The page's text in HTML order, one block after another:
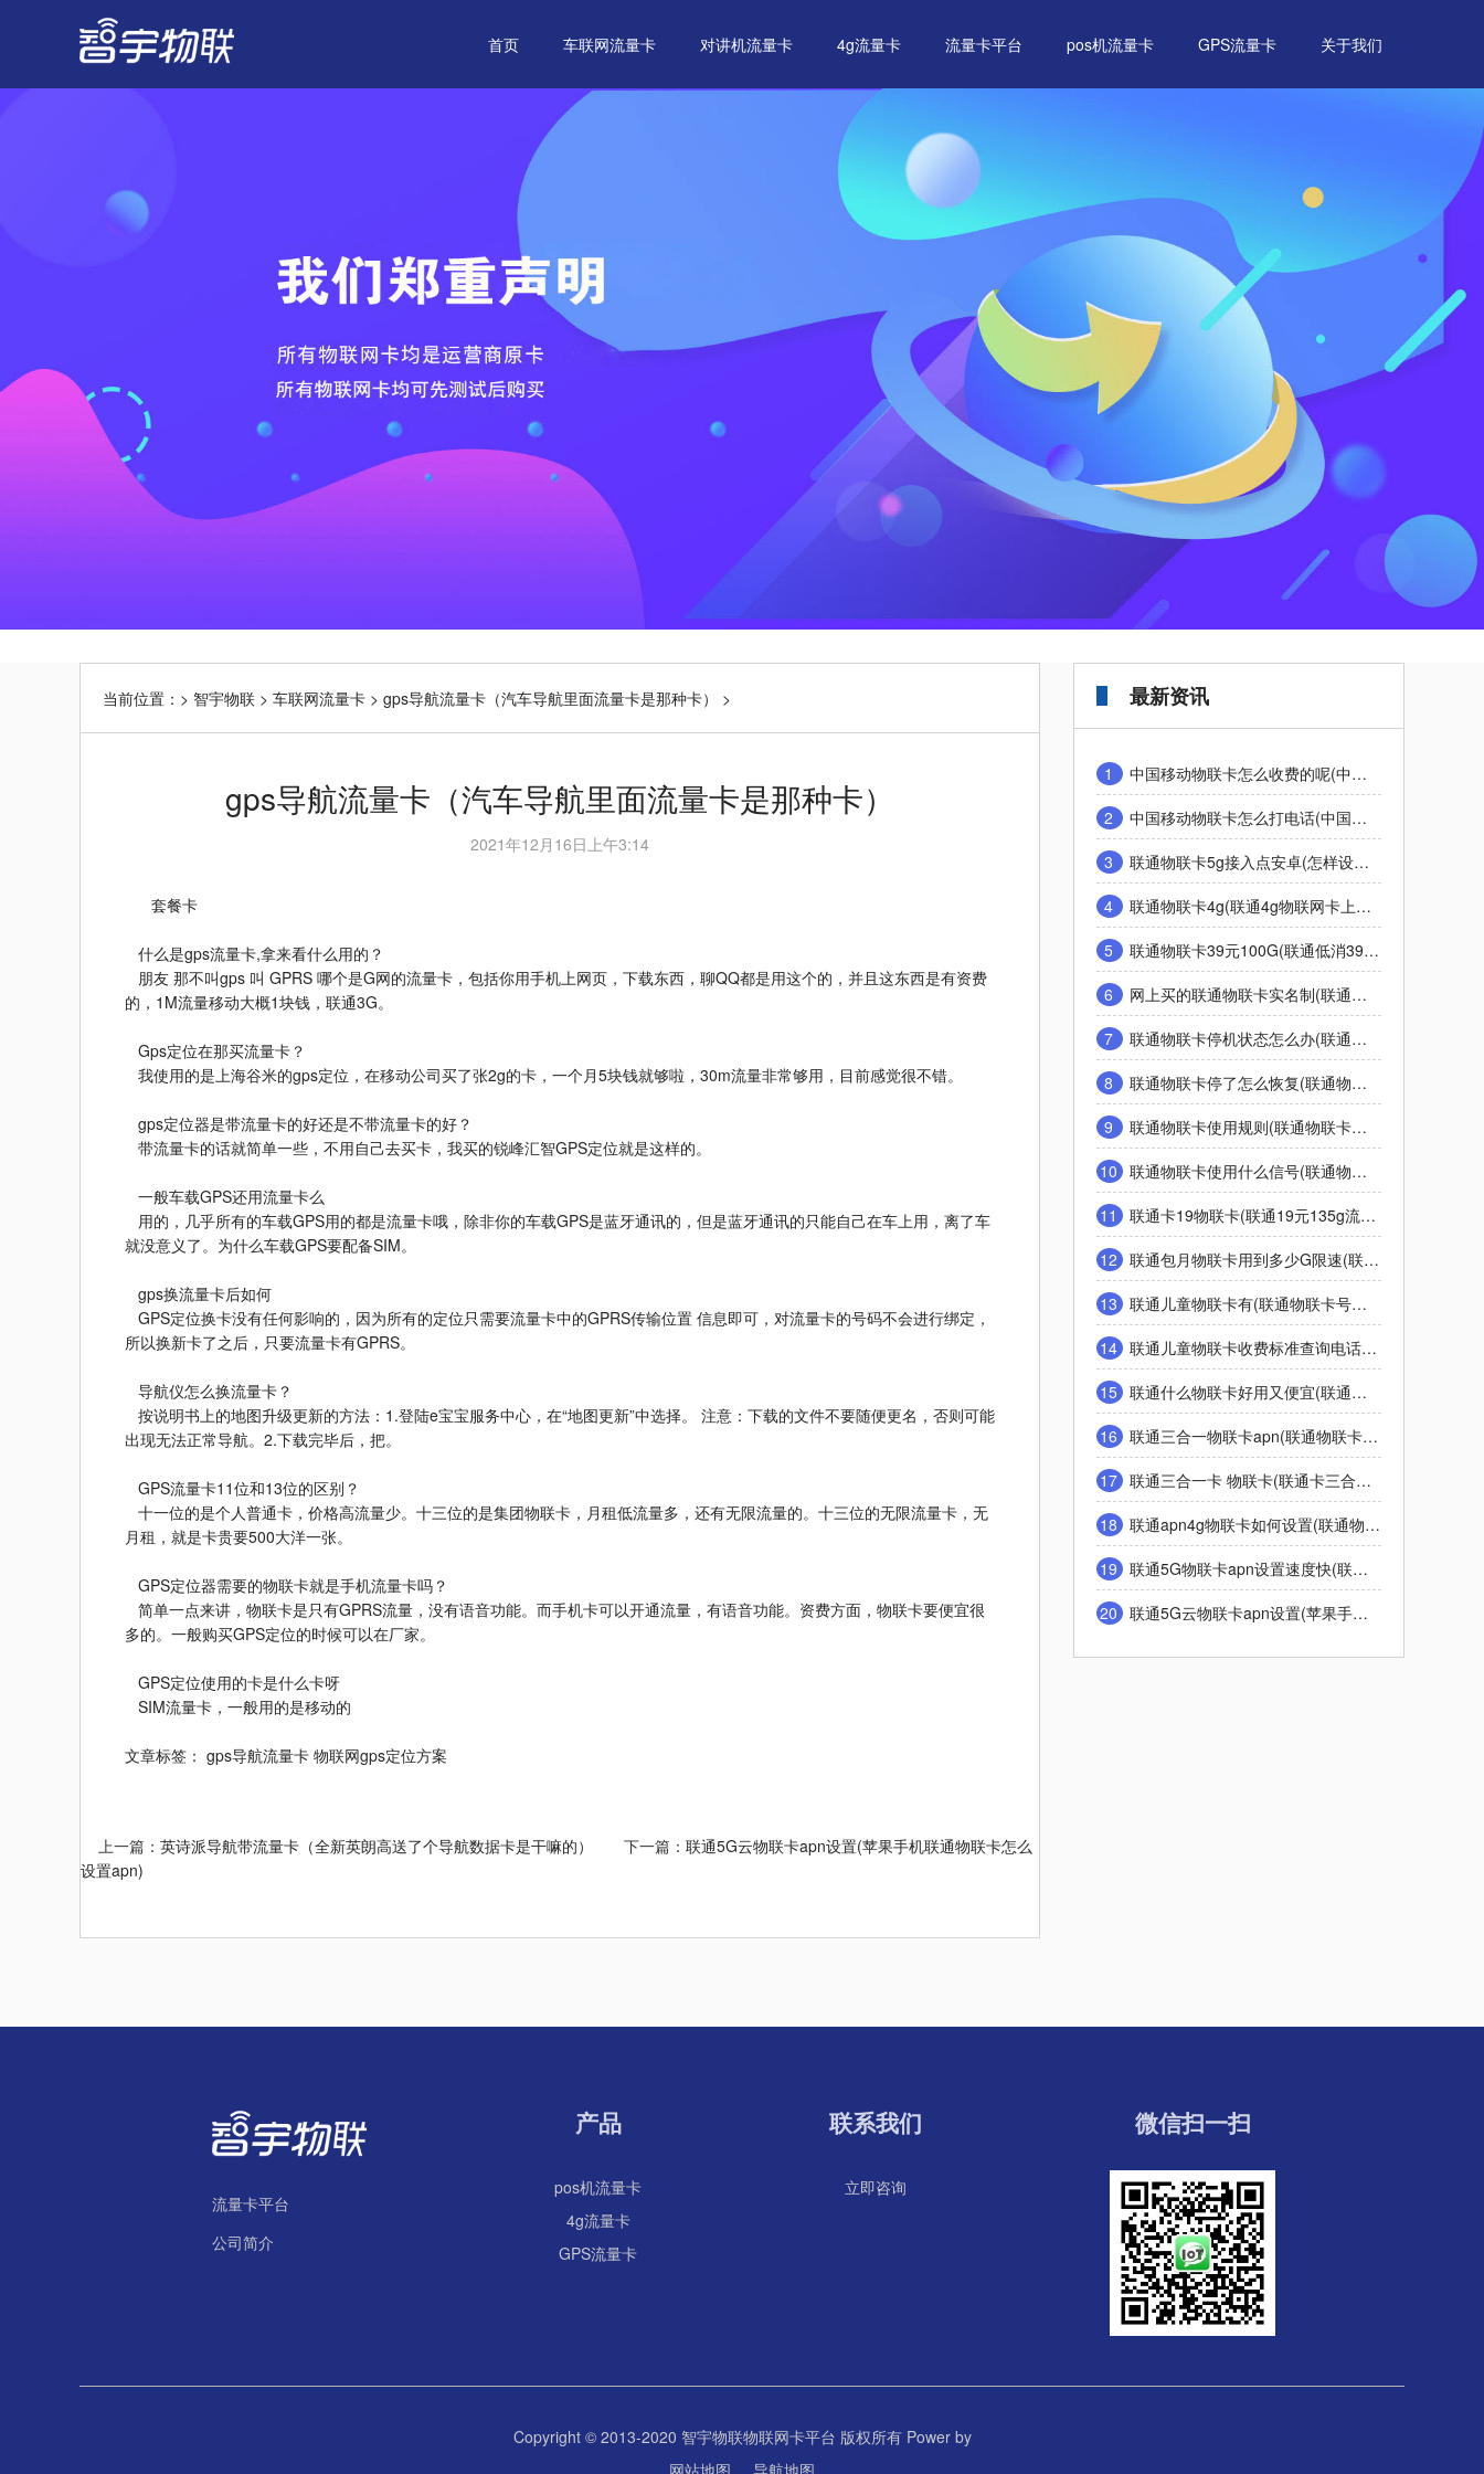
首页 车联网流量卡 对讲机流量卡 4g流量卡 流量卡平台 pos机流量卡 GPS流量卡 关于我们
当前位置：> 智宇物联 > 车联网流量卡 > gps导航流量卡（汽车导航里面流量卡是那种卡） >
gps导航流量卡（汽车导航里面流量卡是那种卡）
2021年12月16日上午3:14
套餐卡
什么是gps流量卡,拿来看什么用的？
朋友 那不叫gps 叫 GPRS 哪个是G网的流量卡，包括你用手机上网页，下载东西，聊QQ都是用这个的，并且这东西是有资费
的，1M流量移动大概1块钱，联通3G。
Gps定位在那买流量卡？
我使用的是上海谷米的gps定位，在移动公司买了张2g的卡，一个月5块钱就够啦，30m流量非常够用，目前感觉很不错。
gps定位器是带流量卡的好还是不带流量卡的好？
带流量卡的话就简单一些，不用自己去买卡，我买的锐峰汇智GPS定位就是这样的。
一般车载GPS还用流量卡么
用的，几乎所有的车载GPS用的都是流量卡哦，除非你的车载GPS是蓝牙通讯的，但是蓝牙通讯的只能自己在车上用，离了车
就没意义了。为什么车载GPS要配备SIM。
gps换流量卡后如何
GPS定位换卡没有任何影响的，因为所有的定位只需要流量卡中的GPRS传输位置 信息即可，对流量卡的号码不会进行绑定，
所以换新卡了之后，只要流量卡有GPRS。
导航仪怎么换流量卡？
按说明书上的地图升级更新的方法：1.登陆e宝宝服务中心，在“地图更新”中选择。 注意：下载的文件不要随便更名，否则可能
出现无法正常导航。2.下载完毕后，把。
GPS流量卡11位和13位的区别？
十一位的是个人普通卡，价格高流量少。十三位的是集团物联卡，月租低流量多，还有无限流量的。十三位的无限流量卡，无
月租，就是卡贵要500大洋一张。
GPS定位器需要的物联卡就是手机流量卡吗？
简单一点来讲，物联卡是只有GPRS流量，没有语音功能。而手机卡可以开通流量，有语音功能。资费方面，物联卡要便宜很
多的。一般购买GPS定位的时候可以在厂家。
GPS定位使用的卡是什么卡呀
SIM流量卡，一般用的是移动的
文章标签： gps导航流量卡 物联网gps定位方案
上一篇： 英诗派导航带流量卡（全新英朗高送了个导航数据卡是干嘛的） 下一篇： 联通5G云物联卡apn设置(苹果手机联通物联卡怎么
设置apn)
最新资讯
1
中国移动物联卡怎么收费的呢(中国移动物联卡什么意思和普通卡有什么区别)
2
中国移动物联卡怎么打电话(中国移动物联网卡能打电话吗)
3
联通物联卡5g接入点安卓(怎样设置联通5g网络接入点)
4
联通物联卡4g(联通4g物联网卡上不了网)
5
联通物联卡39元100G(联通低消39送100m宽带靠谱吗)
6
网上买的联通物联卡实名制(联通物联卡绑定10个号怎么解绑)
7
联通物联卡停机状态怎么办(联通局方停机如何申请线上复通)
8
联通物联卡停了怎么恢复(联通物联卡不用了怎样注销)
9
联通物联卡使用规则(联通物联卡怎样注销)
10 联通物联卡使用什么信号(联通物联卡怎样接收移动信号)
11
联通卡19物联卡(联通19元135g流量卡靠谱吗)
12 联通包月物联卡用到多少G限速(联通99元冰淇淋超过20G限速是多少网速)
13 联通儿童物联卡有(联通物联卡号码是几位数)
14 联通儿童物联卡收费标准查询电话(联通物联卡号码是几位数)
15 联通什么物联卡好用又便宜(联通星卡19元300g靠谱吗)
16 联通三合一物联卡apn(联通物联卡设置)
17 联通三合一卡 物联卡(联通卡三合一什么意思)
18 联通apn4g物联卡如何设置(联通物联卡lte怎么改成4g)
19 联通5G物联卡apn设置速度快(联通5g接入点怎么设置网络更快)
20 联通5G云物联卡apn设置(苹果手机联通物联卡怎么设置apn)
流量卡平台
公司简介
产品
pos机流量卡
4g流量卡
GPS流量卡
联系我们
立即咨询
微信扫一扫
Copyright © 2013-2020 智宇物联物联网卡平台 版权所有 Power by
网站地图
导航地图